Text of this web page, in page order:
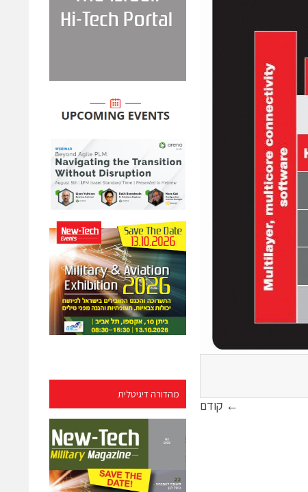
מהדורה דיגיטלית
← קודם